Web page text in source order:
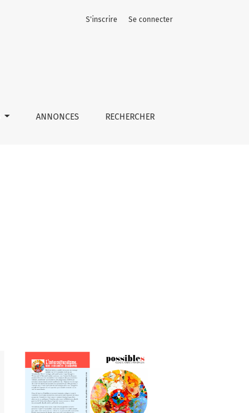
ANNONCES RECHERCHER
S'inscrire Se connecter